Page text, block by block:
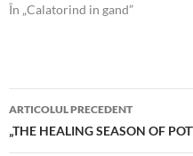
În „Calatorind in gand”
Navigare
în
ARTICOLUL PRECEDENT
„THE HEALING SEASON OF